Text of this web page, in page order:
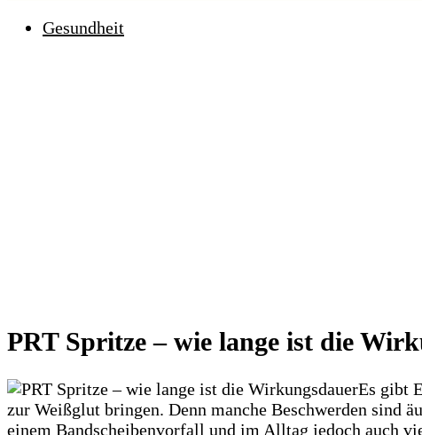
Gesundheit
PRT Spritze – wie lange ist die
Es gibt
zur Weißglut bringen. Denn manche Beschwerden sind
einem Bandscheibenvorfall und im Alltag jedoch auch